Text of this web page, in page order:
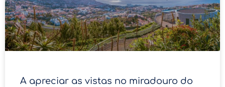
A apreciar as vistas no miradouro do